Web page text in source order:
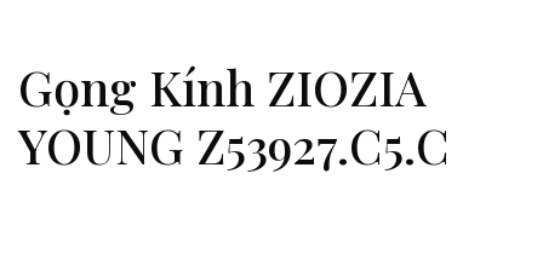
Gọng Kính ZIOZIA
YOUNG Z53927.C5.C